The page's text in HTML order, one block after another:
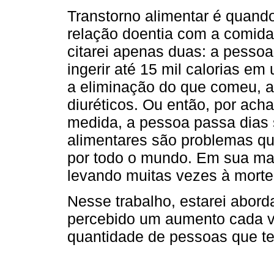
Transtorno alimentar é
relação doentia com a
citarei apenas duas: a
ingerir até 15 mil calorias em
a eliminação do que comeu,
diuréticos. Ou então, por
medida, a pessoa passa
alimentares são problemas
por todo o mundo. Em sua
levando muitas vezes à
Nesse trabalho, estarei
percebido um aumento cada
quantidade de pessoas que